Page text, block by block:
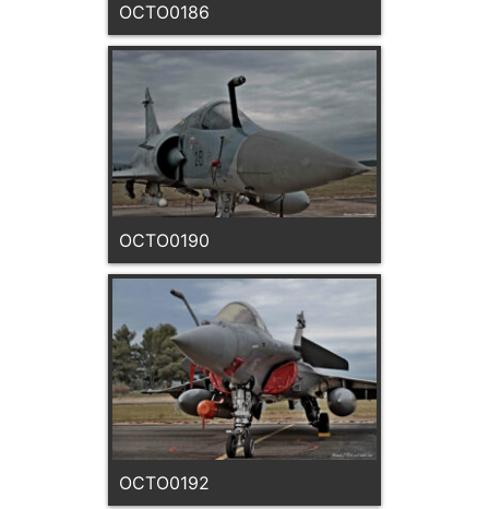
OCTO0186
OCTO0190
OCTO0192